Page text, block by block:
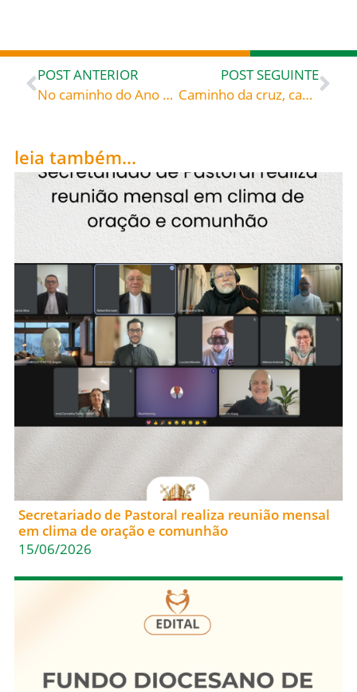
POST ANTERIOR
No caminho do Ano da Misericórdia
POST SEGUINTE
Caminho da cruz, caminho da glória – Teodoro de Mopsuesto (?-428), bispo, teólogo
leia também...
Secretariado de Pastoral realiza reunião mensal
em clima de oração e comunhão
15/06/2026